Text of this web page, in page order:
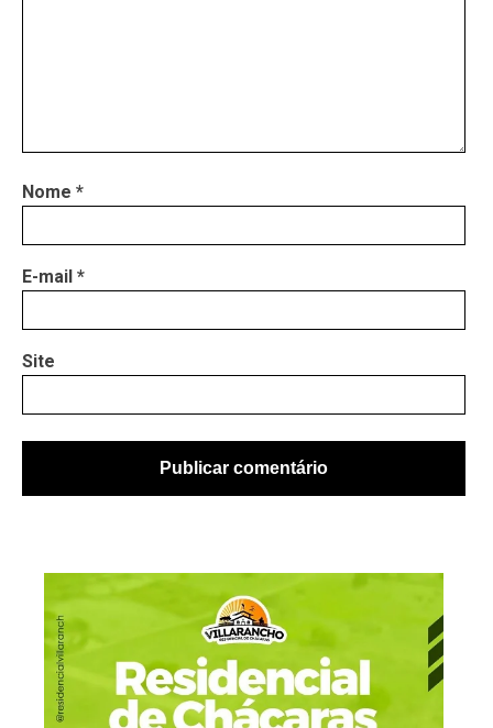
Nome *
E-mail *
Site